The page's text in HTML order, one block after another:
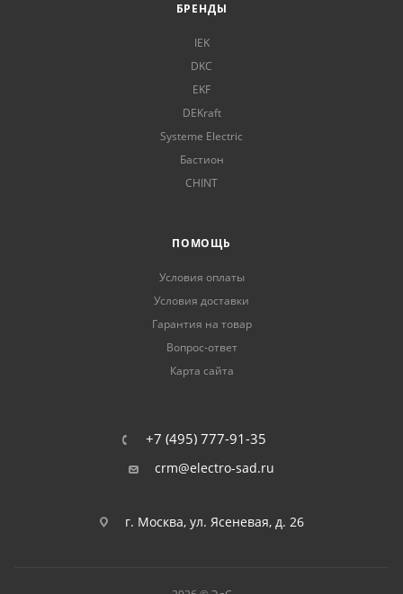
БРЕНДЫ
IEK
DKC
EKF
DEKraft
Systeme Electric
Бастион
CHINT
ПОМОЩЬ
Условия оплаты
Условия доставки
Гарантия на товар
Вопрос-ответ
Карта сайта
+7 (495) 777-91-35
crm@electro-sad.ru
г. Москва, ул. Ясеневая, д. 26